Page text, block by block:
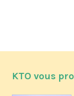
KTO vous